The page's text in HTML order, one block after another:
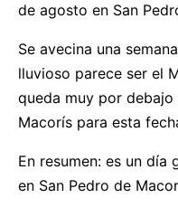
de agosto en San
Se avecina una
lluvioso parece ser el
queda muy por
Macorís para esta
En resumen: es un día
en San Pedro de